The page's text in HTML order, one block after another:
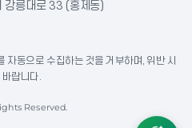
강릉대로 33 (홍제동)
자동으로 수집하는 것을 거부하며, 위반 시
랍니다.
Reserved.